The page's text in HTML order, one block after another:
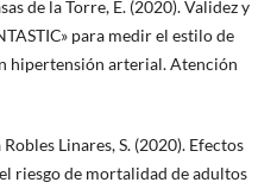
de la Torre, E. (2020). Validez y
para medir el estilo de
hipertensión arterial. Atención
Linares, S. (2020). Efectos
riesgo de mortalidad de adultos